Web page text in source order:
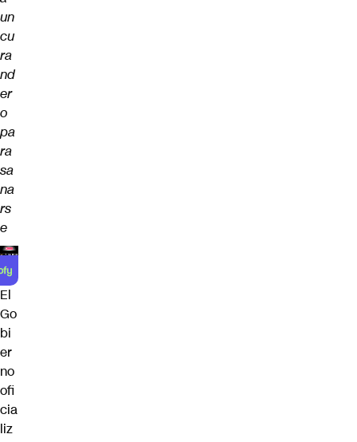
un
cu
ra
nd
er
o
pa
ra
sa
na
rs
e
El
Go
bi
er
no
ofi
cia
liz